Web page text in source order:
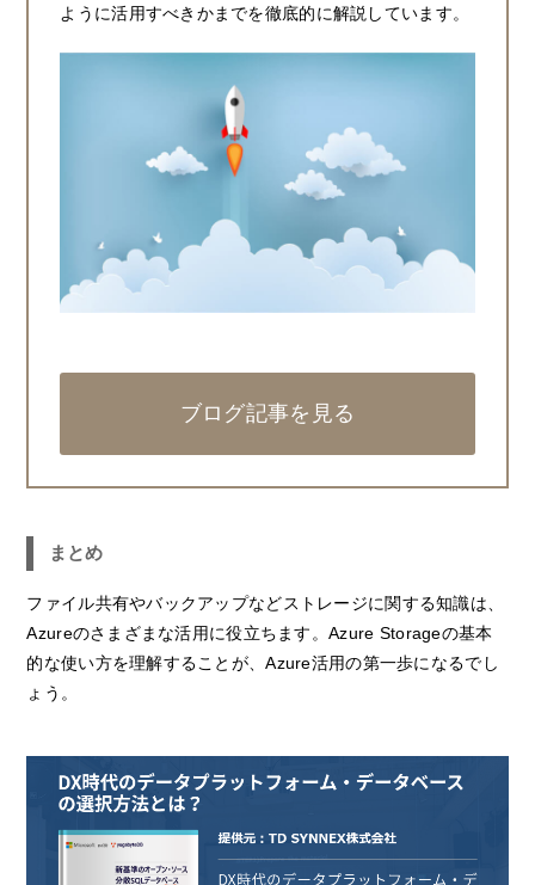
ように活用すべきかまでを徹底的に解説しています。
ブログ記事を見る
まとめ
ファイル共有やバックアップなどストレージに関する知識は、
Azureのさまざまな活用に役立ちます。Azure Storageの基本
的な使い方を理解することが、Azure活用の第一歩になるでし
ょう。